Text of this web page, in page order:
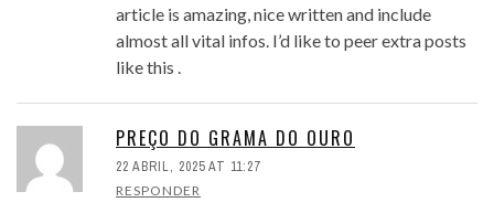
article is amazing, nice written and include
almost all vital infos. I’d like to peer extra posts
like this .
PREÇO DO GRAMA DO OURO
22 ABRIL, 2025 AT 11:27
RESPONDER